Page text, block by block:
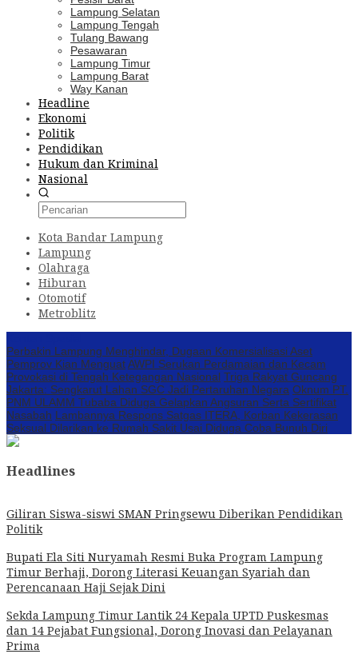
Lampung Selatan
Lampung Tengah
Tulang Bawang
Pesawaran
Lampung Timur
Lampung Barat
Way Kanan
Headline
Ekonomi
Politik
Pendidikan
Hukum dan Kriminal
Nasional
Kota Bandar Lampung
Lampung
Olahraga
Hiburan
Otomotif
Metroblitz
Perbakin Lampung Menghindar, Dugaan Komersialisasi Aset
Pemprov Kian MenguatAWPI Serukan Perdamaian dan Kecam
Provokasi di Tengah Ketegangan Nasional Triga Rakyat Guncang
Jakarta: Sengkarut Lahan SGC Jadi Pertaruhan Negara Oknum PT.
PNM ULAMM Tubaba Diduga Gelapkan Angsuran Serta Sertifikat
Nasabah Lambannya Respons Satgas ITERA, Korban Kekerasan
Seksual Dilarikan ke Rumah Sakit Usai Diduga Coba Bunuh Diri
Headlines
Giliran Siswa-siswi SMAN Pringsewu Diberikan Pendidikan
Politik
Bupati Ela Siti Nuryamah Resmi Buka Program Lampung
Timur Berhaji, Dorong Literasi Keuangan Syariah dan
Perencanaan Haji Sejak Dini
Sekda Lampung Timur Lantik 24 Kepala UPTD Puskesmas
dan 14 Pejabat Fungsional, Dorong Inovasi dan Pelayanan
Prima